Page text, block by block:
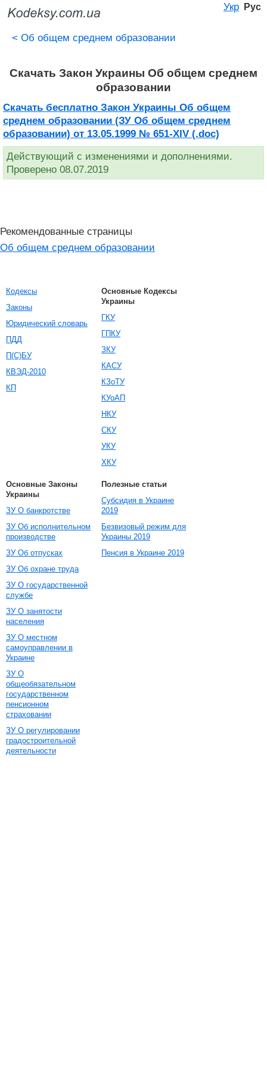
Укр Рус
< Об общем среднем образовании
Скачать Закон Украины Об общем среднем
образовании
Скачать бесплатно Закон Украины Об общем
среднем образовании (ЗУ Об общем среднем
образовании) от 13.05.1999 № 651-XIV (.doc)
Действующий с изменениями и дополнениями.
Проверено 08.07.2019
Рекомендованные страницы
Об общем среднем образовании
Кодексы
Законы
Юридический словарь
ПДД
П(С)БУ
КВЭД-2010
КП
Основные Кодексы
Украины
ГКУ
ГПКУ
ЗКУ
КАСУ
КЗоТУ
КУоАП
НКУ
СКУ
УКУ
ХКУ
Основные Законы
Украины
ЗУ О банкротстве
ЗУ Об исполнительном
производстве
ЗУ Об отпусках
ЗУ Об охране труда
ЗУ О государственной
службе
ЗУ О занятости
населения
ЗУ О местном
самоуправлении в
Украине
ЗУ О
общеобязательном
государственном
пенсионном
страховании
ЗУ О регулировании
градостроительной
деятельности
Полезные статьи
Субсидия в Украине
2019
Безвизовый режим для
Украины 2019
Пенсия в Украине 2019